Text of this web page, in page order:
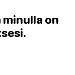
minulla on